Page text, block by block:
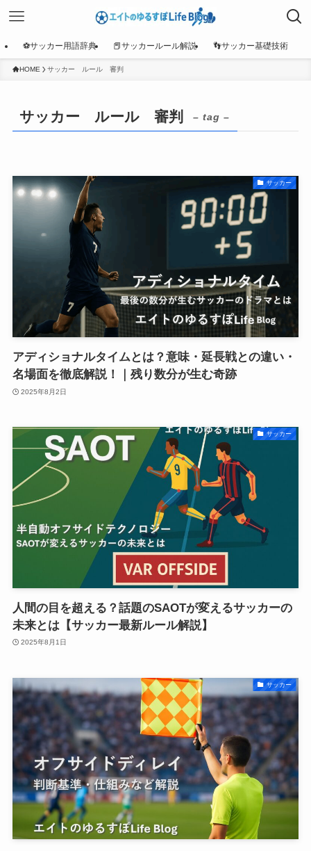
⚽サッカー用語辞典 📕サッカールール解説 👣サッカー基礎技術
HOME サッカー ルール 審判
サッカー ルール 審判 – tag –
サッカー
アディショナルタイムとは？意味・延長戦との違い・
名場面を徹底解説！｜残り数分が生む奇跡
2025年8月2日
サッカー
人間の目を超える？話題のSAOTが変えるサッカーの
未来とは【サッカー最新ルール解説】
2025年8月1日
サッカー